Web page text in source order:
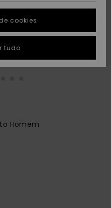
para
Homem
cookies
tudo